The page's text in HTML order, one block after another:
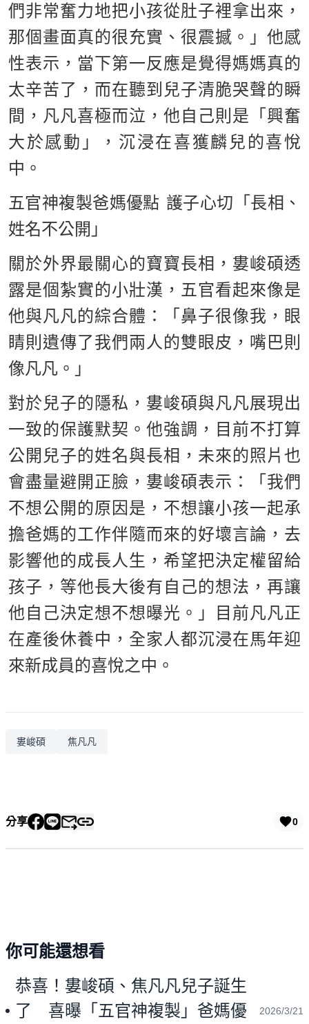
們非常奮力地把小孩從肚子裡拿出來，
那個畫面真的很充實、很震撼。」他感
性表示，當下第一反應是覺得媽媽真的
太辛苦了，而在聽到兒子清脆哭聲的瞬
間，凡凡喜極而泣，他自己則是「興奮
大於感動」，沉浸在喜獲麟兒的喜悅
中。
五官神複製爸媽優點 護子心切「長相、
姓名不公開」
關於外界最關心的寶寶長相，婁峻碩透
露是個紮實的小壯漢，五官看起來像是
他與凡凡的綜合體：「鼻子很像我，眼
睛則遺傳了我們兩人的雙眼皮，嘴巴則
像凡凡。」
對於兒子的隱私，婁峻碩與凡凡展現出
一致的保護默契。他強調，目前不打算
公開兒子的姓名與長相，未來的照片也
會盡量避開正臉，婁峻碩表示：「我們
不想公開的原因是，不想讓小孩一起承
擔爸媽的工作伴隨而來的好壞言論，去
影響他的成長人生，希望把決定權留給
孩子，等他長大後有自己的想法，再讓
他自己決定想不想曝光。」目前凡凡正
在產後休養中，全家人都沉浸在馬年迎
來新成員的喜悅之中。
婁峻碩 焦凡凡
分享 0
你可能還想看
恭喜！婁峻碩、焦凡凡兒子誕生
了 喜曝「五官神複製」爸媽優
2026/3/21